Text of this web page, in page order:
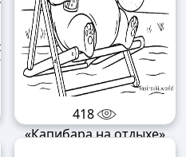
418
«Капибара на отдыхе»